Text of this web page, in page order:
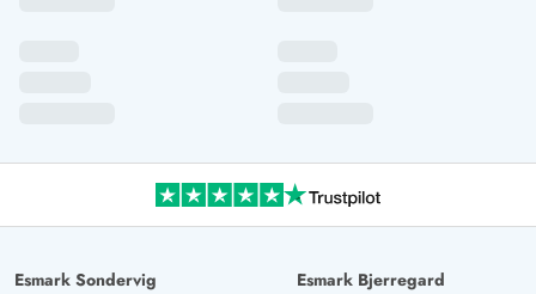
Esmark Sondervig
Esmark Bjerregard